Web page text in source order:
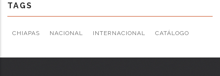
TAGS
CHIAPAS NACIONAL INTERNACIONAL CATÁLOGO